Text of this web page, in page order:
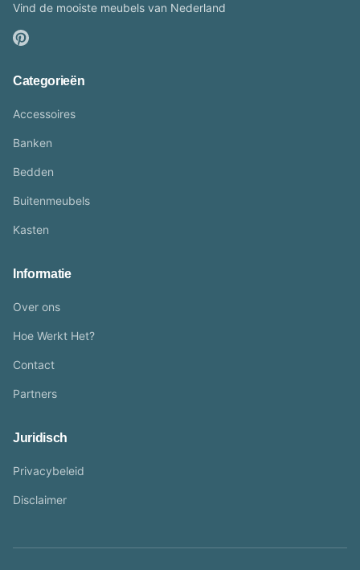
Vind de mooiste meubels van Nederland
Categorieën
Accessoires
Banken
Bedden
Buitenmeubels
Kasten
Informatie
Over ons
Hoe Werkt Het?
Contact
Partners
Juridisch
Privacybeleid
Disclaimer